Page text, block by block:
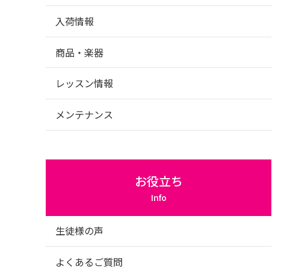
入荷情報
商品・楽器
レッスン情報
メンテナンス
お役立ち
Info
生徒様の声
よくあるご質問